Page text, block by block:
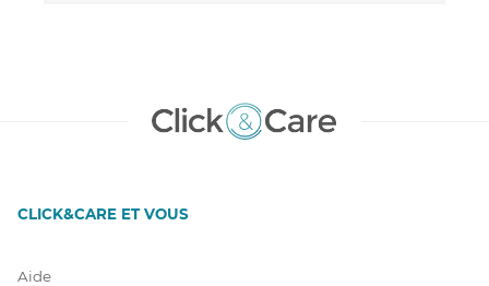
CLICK&CARE ET VOUS
Aide